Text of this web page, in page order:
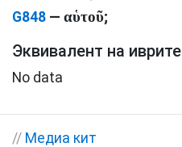
G848 — αὑτοῦ;
Эквивалент на иврите
No data
// Медиа кит